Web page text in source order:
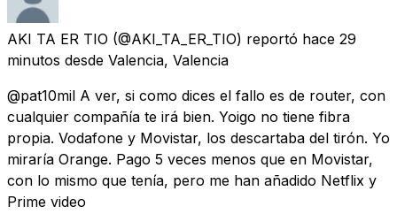
AKI TA ER TIO (@AKI_TA_ER_TIO) reportó hace 29
minutos desde Valencia, Valencia
@pat10mil A ver, si como dices el fallo es de router, con
cualquier compañía te irá bien. Yoigo no tiene fibra
propia. Vodafone y Movistar, los descartaba del tirón. Yo
miraría Orange. Pago 5 veces menos que en Movistar,
con lo mismo que tenía, pero me han añadido Netflix y
Prime video